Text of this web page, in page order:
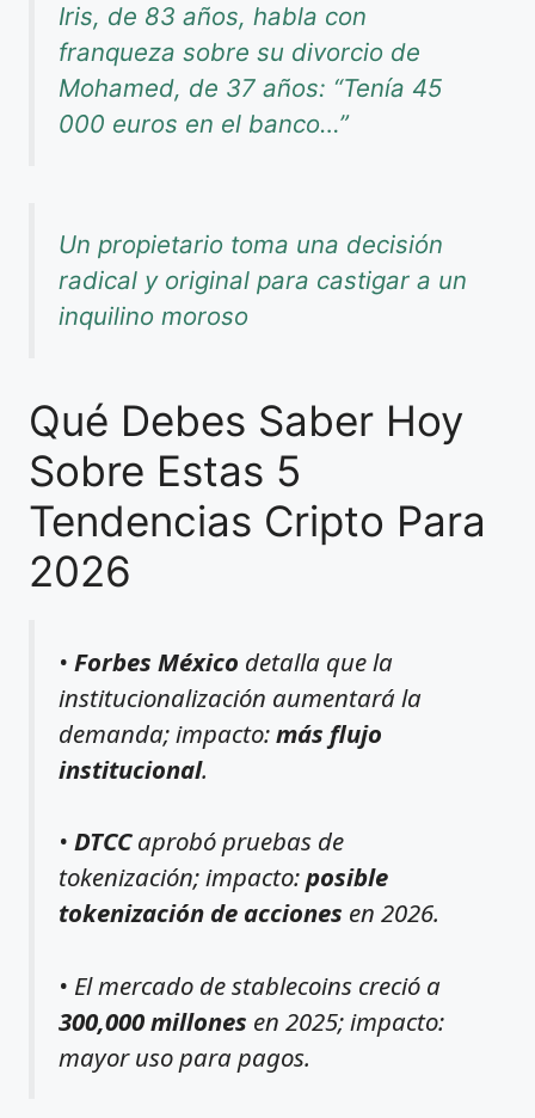
Iris, de 83 años, habla con
franqueza sobre su divorcio de
Mohamed, de 37 años: “Tenía 45
000 euros en el banco…”
Un propietario toma una decisión
radical y original para castigar a un
inquilino moroso
Qué Debes Saber Hoy
Sobre Estas 5
Tendencias Cripto Para
2026
• Forbes México detalla que la
institucionalización aumentará la
demanda; impacto:más flujo
institucional.
• DTCCaprobó pruebas de
tokenización; impacto:posible
tokenización de acciones en 2026.
• El mercado de stablecoins creció a
300,000 millones en 2025; impacto:
mayor uso para pagos.